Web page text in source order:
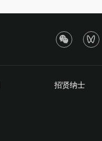
招贤纳士